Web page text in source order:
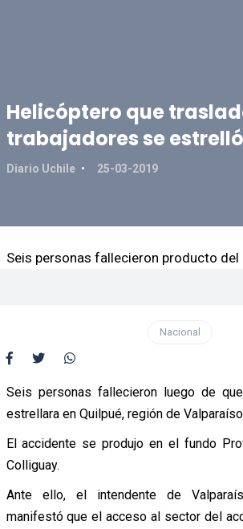
Helicóptero que
trabajadores se
Diario Uchile 25-03-2019
Seis personas fallecieron producto del
Nacional
Seis personas fallecieron luego de
estrellara en Quilpué, región de
El accidente se produjo en el fundo
Colliguay.
Ante ello, el intendente de
manifestó que el acceso al sector del